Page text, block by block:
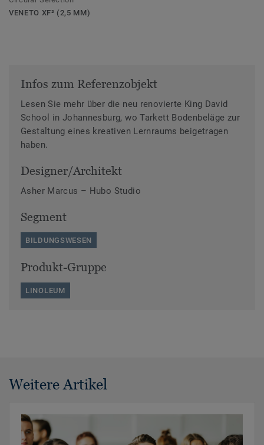
VENETO XF² (2,5 MM)
Infos zum Referenzobjekt
Lesen Sie mehr über die neu renovierte King David
School in Johannesburg, wo Tarkett Bodenbeläge zur
Gestaltung eines kreativen Lernraums beigetragen
haben.
Designer/Architekt
Asher Marcus – Hubo Studio
Segment
BILDUNGSWESEN
Produkt-Gruppe
LINOLEUM
Weitere Artikel